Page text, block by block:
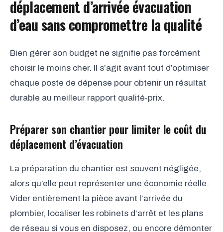
déplacement d’arrivée évacuation
d’eau sans compromettre la qualité
Bien gérer son budget ne signifie pas forcément
choisir le moins cher. Il s’agit avant tout d’optimiser
chaque poste de dépense pour obtenir un résultat
durable au meilleur rapport qualité-prix.
Préparer son chantier pour limiter le coût du
déplacement d’évacuation
La préparation du chantier est souvent négligée,
alors qu’elle peut représenter une économie réelle.
Vider entièrement la pièce avant l’arrivée du
plombier, localiser les robinets d’arrêt et les plans
de réseau si vous en disposez, ou encore démonter